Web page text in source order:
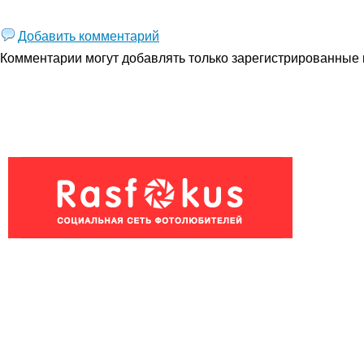
Добавить комментарий
Комментарии могут добавлять толькозарегистрированные